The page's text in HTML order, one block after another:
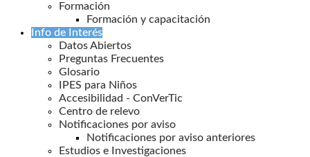
Formación
Formación y capacitación
Info de Interés
Datos Abiertos
Preguntas Frecuentes
Glosario
IPES para Niños
Accesibilidad - ConVerTic
Centro de relevo
Notificaciones por aviso
Notificaciones por aviso anteriores
Estudios e Investigaciones